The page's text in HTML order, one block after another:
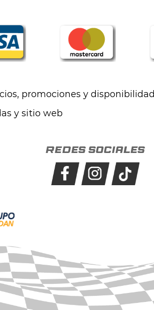
promociones y disponibilidad
y sitio web
Redes sociales